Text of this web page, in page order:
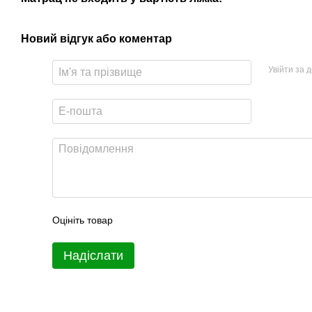
Новий відгук або коментар
Увійти за
Оцініть товар
Надіслати